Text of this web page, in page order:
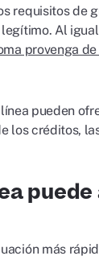
requisitos de
Al
provenga
pueden
los créditos,
más